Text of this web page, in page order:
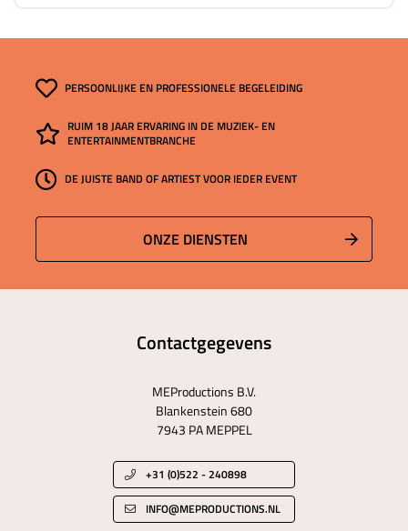
PERSOONLIJKE EN PROFESSIONELE BEGELEIDING
RUIM 18 JAAR ERVARING IN DE MUZIEK- EN
ENTERTAINMENTBRANCHE
DE JUISTE BAND OF ARTIEST VOOR IEDER EVENT
ONZE DIENSTEN
Contactgegevens
MEProductions B.V.
Blankenstein 680
7943 PA MEPPEL
+31 (0)522 - 240898
INFO@MEPRODUCTIONS.NL